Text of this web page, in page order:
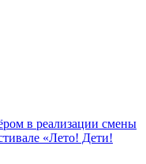
в реализации смены
«Лето! Дети!